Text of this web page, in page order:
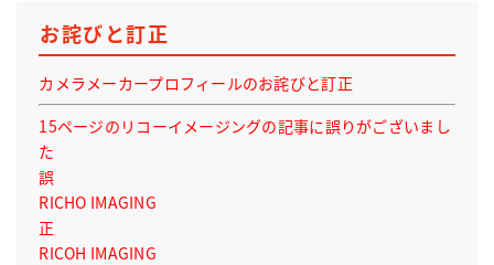
お詫びと訂正
カメラメーカープロフィールのお詫びと訂正
15ページのリコーイメージングの記事に誤りがございまし
た
誤
RICHO IMAGING
正
RICOH IMAGING